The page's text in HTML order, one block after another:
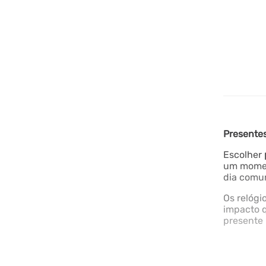
Escolher
um
dia
Os
impacto
presente